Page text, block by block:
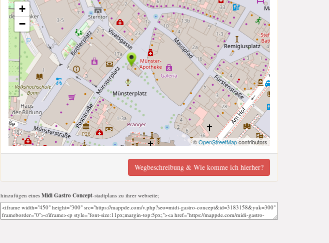
+
−
©OpenStreetMapcontributors
Wegbeschreibung & Wie komme ich hierher?
hinzufügen eines Midi Gastro Concept-stadtplans zu ihrer webseite;